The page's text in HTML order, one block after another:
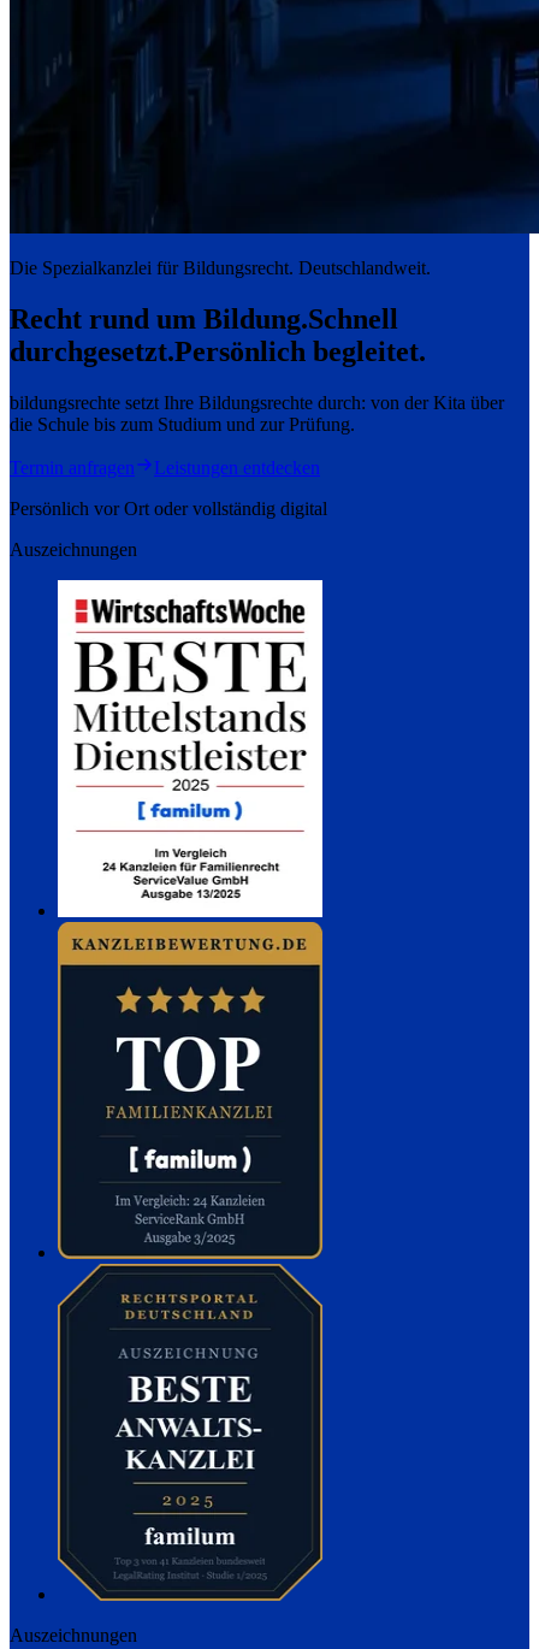
Die Spezialkanzlei für Bildungsrecht. Deutschlandweit.
Recht rund um Bildung.Schnell
durchgesetzt.Persönlich begleitet.
bildungsrechte setzt Ihre Bildungsrechte durch: von der Kita über
die Schule bis zum Studium und zur Prüfung.
Termin anfragen
Leistungen entdecken
Persönlich vor Ort oder vollständig digital
Auszeichnungen
Auszeichnungen